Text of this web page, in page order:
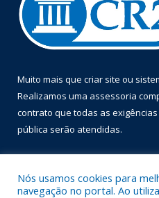
Muito mais que criar site ou
Realizamos uma assessoria
contrato que todas as
pública serão atendidas.
Nós usamos cookies para
navegação no portal. Ao